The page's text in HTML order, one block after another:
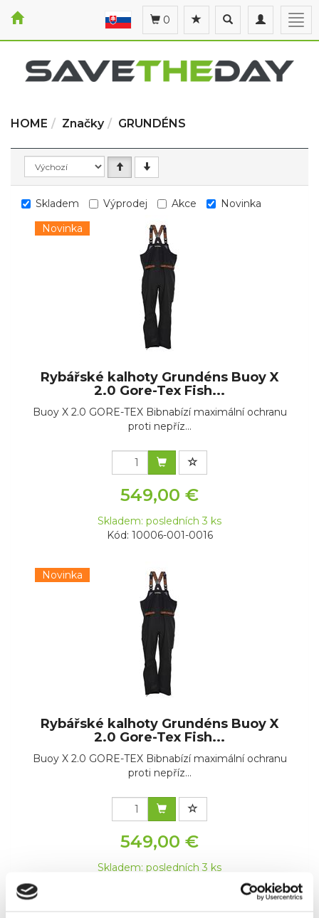
Toggle
navigation
Toggle
search
0
HOME Značky GRUNDÉNS
Skladem Výprodej Akce
Novinka
Novinka
Rybářské kalhoty Grundéns Buoy X
2.0 Gore-Tex Fish...
Buoy X 2.0 GORE-TEX Bibnabízí maximální ochranu
proti nepříz...
549,00 €
Skladem: posledních 3 ks
Kód: 10006-001-0016
Novinka
Rybářské kalhoty Grundéns Buoy X
2.0 Gore-Tex Fish...
Buoy X 2.0 GORE-TEX Bibnabízí maximální ochranu
proti nepříz...
549,00 €
Skladem: posledních 3 ks